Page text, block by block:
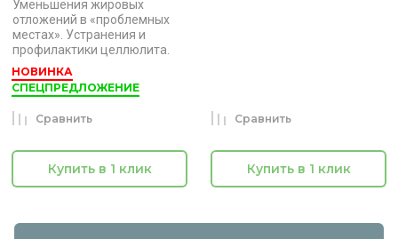
Уменьшения жировых
отложений в «проблемных
местах». Устранения и
профилактики целлюлита.
НОВИНКА
СПЕЦПРЕДЛОЖЕНИЕ
Сравнить
Купить в 1 клик
Сравнить
Купить в 1 клик